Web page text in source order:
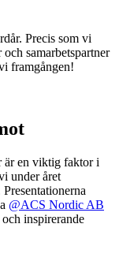
Precis som vi
samarbetspartner
framgången!
är en viktig faktor i
under året
Presentationerna
@ACS Nordic AB
inspirerande